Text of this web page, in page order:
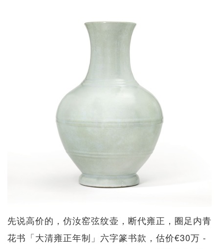
先说高价的，仿汝窑弦纹壶，断代雍正，圈足内青
花书「大清雍正年制」六字篆书款，估价€30万 -